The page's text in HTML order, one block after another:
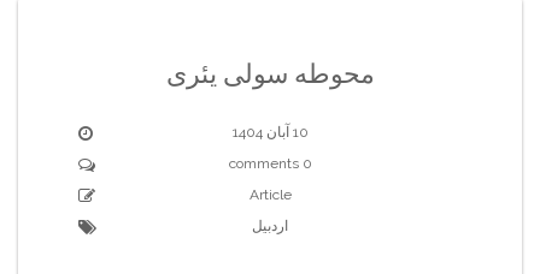
محوطه سولی یئری
10 آبان 1404
0 comments
Article
اردبیل